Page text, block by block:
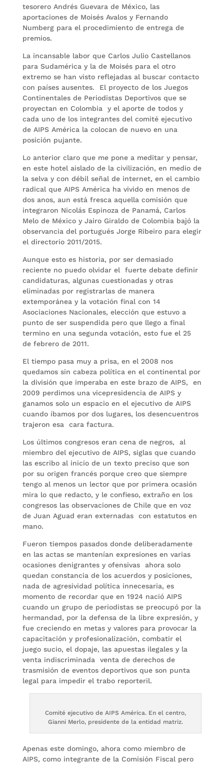
tesorero Andrés Guevara de México, las
aportaciones de Moisés Avalos y Fernando
Numberg para el procedimiento de entrega de
premios.
La incansable labor que Carlos Julio Castellanos
para Sudamérica y la de Moisés para el otro
extremo se han visto reflejadas al buscar contacto
con países ausentes. El proyecto de los Juegos
Continentales de Periodistas Deportivos que se
proyectan en Colombia y el aporte de todos y
cada uno de los integrantes del comité ejecutivo
de AIPS América la colocan de nuevo en una
posición pujante.
Lo anterior claro que me pone a meditar y pensar,
en este hotel aislado de la civilización, en medio de
la selva y con débil señal de internet, en el cambio
radical que AIPS América ha vivido en menos de
dos anos, aun está fresca aquella comisión que
integraron Nicolás Espinoza de Panamá, Carlos
Melo de México y Jairo Giraldo de Colombia bajó la
observancia del portugués Jorge Ribeiro para elegir
el directorio 2011/2015.
Aunque esto es historia, por ser demasiado
reciente no puedo olvidar el fuerte debate definir
candidaturas, algunas cuestionadas y otras
eliminadas por registrarlas de manera
extemporánea y la votación final con 14
Asociaciones Nacionales, elección que estuvo a
punto de ser suspendida pero que llego a final
termino en una segunda votación, esto fue el 25
de febrero de 2011.
El tiempo pasa muy a prisa, en el 2008 nos
quedamos sin cabeza política en el continental por
la división que imperaba en este brazo de AIPS, en
2009 perdimos una vicepresidencia de AIPS y
ganamos solo un espacio en el ejecutivo de AIPS
cuando íbamos por dos lugares, los desencuentros
trajeron esa cara factura.
Los últimos congresos eran cena de negros, al
miembro del ejecutivo de AIPS, siglas que cuando
las escribo al inicio de un texto preciso que son
por su origen francés porque creo que siempre
tengo al menos un lector que por primera ocasión
mira lo que redacto, y le confieso, extraño en los
congresos las observaciones de Chile que en voz
de Juan Aguad eran externadas con estatutos en
mano.
Fueron tiempos pasados donde deliberadamente
en las actas se mantenían expresiones en varias
ocasiones denigrantes y ofensivas ahora solo
quedan constancia de los acuerdos y posiciones,
nada de agresividad política innecesaria, es
momento de recordar que en 1924 nació AIPS
cuando un grupo de periodistas se preocupó por la
hermandad, por la defensa de la libre expresión, y
fue creciendo en metas y valores para provocar la
capacitación y profesionalización, combatir el
juego sucio, el dopaje, las apuestas ilegales y la
venta indiscriminada venta de derechos de
trasmisión de eventos deportivos que son punta
legal para impedir el trabo reporteril.
Comité ejecutivo de AIPS América. En el centro,
Gianni Merlo, presidente de la entidad matriz.
Apenas este domingo, ahora como miembro de
AIPS, como integrante de la Comisión Fiscal pero